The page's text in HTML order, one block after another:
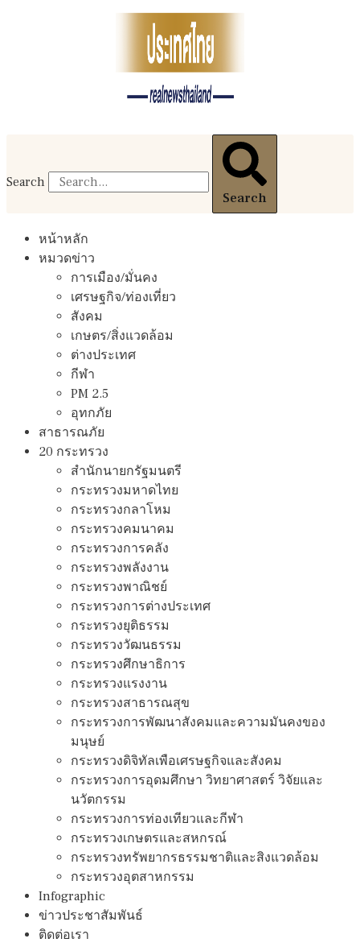
Search
Search
หน้าหลัก
หมวดข่าว
การเมือง/มั่นคง
เศรษฐกิจ/ท่องเที่ยว
สังคม
เกษตร/สิ่งแวดล้อม
ต่างประเทศ
กีฬา
PM 2.5
อุทกภัย
สาธารณภัย
20 กระทรวง
สํานักนายกรัฐมนตรี
กระทรวงมหาดไทย
กระทรวงกลาโหม
กระทรวงคมนาคม
กระทรวงการคลัง
กระทรวงพลังงาน
กระทรวงพาณิชย์
กระทรวงการต่างประเทศ
กระทรวงยุติธรรม
กระทรวงวัฒนธรรม
กระทรวงศึกษาธิการ
กระทรวงแรงงาน
กระทรวงสาธารณสุข
กระทรวงการพัฒนาสังคมและความมันคงของ
มนุษย์
กระทรวงดิจิทัลเพือเศรษฐกิจและสังคม
กระทรวงการอุดมศึกษา วิทยาศาสตร์ วิจัยและ
นวัตกรรม
กระทรวงการท่องเทียวและกีฬา
กระทรวงเกษตรและสหกรณ์
กระทรวงทรัพยากรธรรมชาติและสิงแวดล้อม
กระทรวงอุตสาหกรรม
Infographic
ข่าวประชาสัมพันธ์
ติดต่อเรา